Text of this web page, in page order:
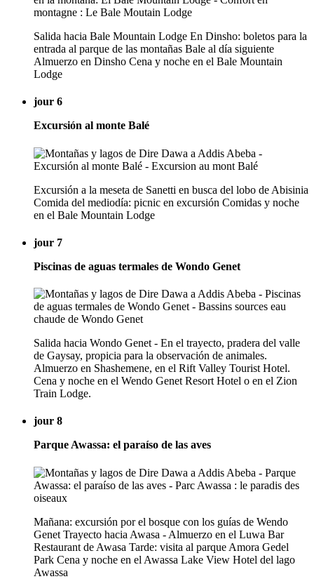
Salida hacia Bale Mountain Lodge En Dinsho: boletos para la
entrada al parque de las montañas Bale al día siguiente
Almuerzo en Dinsho Cena y noche en el Bale Mountain
Lodge
jour 6
Excursión al monte Balé
Excursión a la meseta de Sanetti en busca del lobo de Abisinia
Comida del mediodía: picnic en excursión Comidas y noche
en el Bale Mountain Lodge
jour 7
Piscinas de aguas termales de Wondo Genet
Salida hacia Wondo Genet - En el trayecto, pradera del valle
de Gaysay, propicia para la observación de animales.
Almuerzo en Shashemene, en el Rift Valley Tourist Hotel.
Cena y noche en el Wendo Genet Resort Hotel o en el Zion
Train Lodge.
jour 8
Parque Awassa: el paraíso de las aves
Mañana: excursión por el bosque con los guías de Wendo
Genet Trayecto hacia Awasa - Almuerzo en el Luwa Bar
Restaurant de Awasa Tarde: visita al parque Amora Gedel
Park Cena y noche en el Awassa Lake View Hotel del lago
Awassa